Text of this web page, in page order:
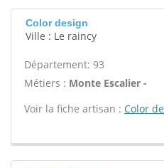
Color design
Ville : Le raincy
Département: 93
Métiers : Monte Escalier -
Voir la fiche artisan : Color